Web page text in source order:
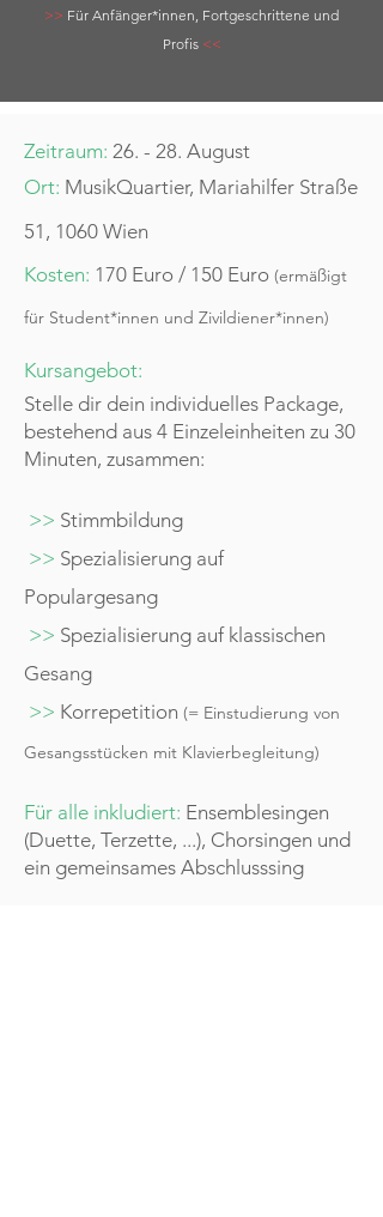
>> Für Anfänger*innen, Fortgeschrittene und
Profis <<
Zeitraum: 26. - 28. August
Ort: MusikQuartier, Mariahilfer Straße
51, 1060 Wien
Kosten: 170 Euro / 150 Euro (ermäßigt
für Student*innen und Zivildiener*innen)
Kursangebot:
Stelle dir dein individuelles Package,
bestehend aus 4 Einzeleinheiten zu 30
Minuten, zusammen:
>> Stimmbildung
>> Spezialisierung auf
Populargesang
>> Spezialisierung auf klassischen
Gesang
>> Korrepetition (= Einstudierung von
Gesangsstücken mit Klavierbegleitung)
Für alle inkludiert: Ensemblesingen
(Duette, Terzette, ...), Chorsingen und
ein gemeinsames Abschlusssing